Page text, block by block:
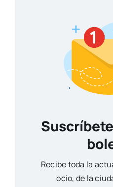
Reci­be toda la
ocio, de la